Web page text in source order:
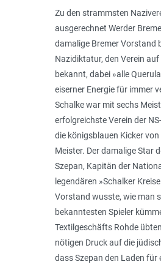
Zu den strammsten
ausgerechnet Werder
damalige Bremer Vorstand
Nazidiktatur, den Verein
bekannt, dabei »alle
eiserner Energie für immer
Schalke war mit sechs
erfolgreichste Verein der
die königsblauen Kicker
Meister. Der damalige Star
Szepan, Kapitän der
legendären »Schalker
Vorstand wusste, wie man
bekanntesten Spieler
Textilgeschäfts Rohde
nötigen Druck auf die
dass Szepan den Laden für